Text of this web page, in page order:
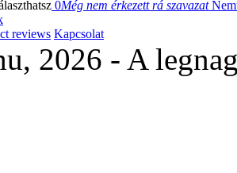
0Még nem érkezett rá szavazat
reviews Kapcsolat
2026 - A